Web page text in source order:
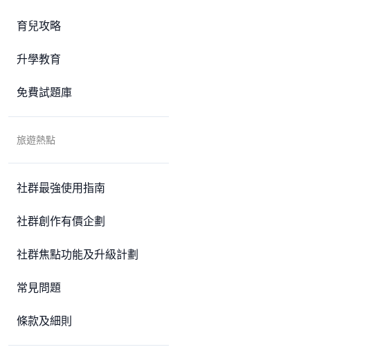
育兒攻略
升學教育
免費試題庫
旅遊熱點
社群最強使用指南
社群創作有價企劃
社群焦點功能及升級計劃
常見問題
條款及細則